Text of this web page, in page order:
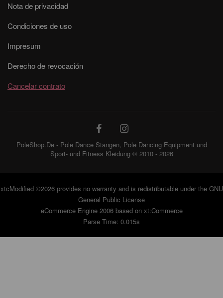
Nota de privacidad
Condiciones de uso
Impresum
Derecho de revocación
Cancelar contrato
PoleShop.De - Pole Dance Stangen, Pole Dancing Equipment und
Sport- und Fitness Kleidung © 2010 - 2026
xtcModified©2026 provides no warranty and is redistributable under the GNU
General Public License
eCommerce Engine 2006 based on xt:Commerce
Parse Time: 0.015s